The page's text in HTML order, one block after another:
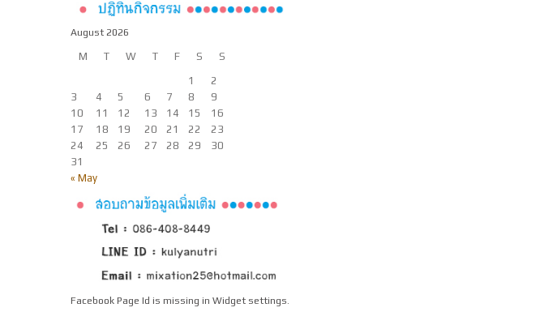
August 2026
M T W T F S S
« May
1
2
3
4 5 6 7 8
9
10
11 12 13 14 15
16
17
18 19 20 21 22
23
24
25 26 27 28 29
30
31
Facebook Page Id is missing in Widget settings.